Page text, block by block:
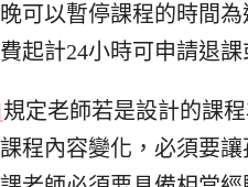
可以暫停課程的時間
起計24小時可申請退
規定老師若是設計的課
程內容變化，必須要